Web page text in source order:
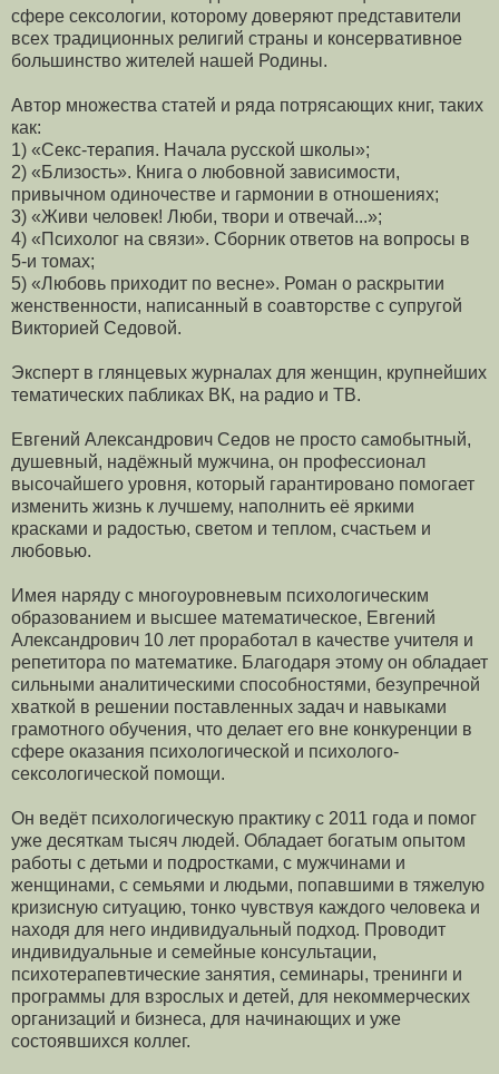
сфере сексологии, которому доверяют представители
всех традиционных религий страны и консервативное
большинство жителей нашей Родины.
Автор множества статей и ряда потрясающих книг, таких
как:
1) «Секс-терапия. Начала русской школы»;
2) «Близость». Книга о любовной зависимости,
привычном одиночестве и гармонии в отношениях;
3) «Живи человек! Люби, твори и отвечай...»;
4) «Психолог на связи». Сборник ответов на вопросы в
5-и томах;
5) «Любовь приходит по весне». Роман о раскрытии
женственности, написанный в соавторстве с супругой
Викторией Седовой.
Эксперт в глянцевых журналах для женщин, крупнейших
тематических пабликах ВК, на радио и ТВ.
Евгений Александрович Седов не просто самобытный,
душевный, надёжный мужчина, он профессионал
высочайшего уровня, который гарантировано помогает
изменить жизнь к лучшему, наполнить её яркими
красками и радостью, светом и теплом, счастьем и
любовью.
Имея наряду с многоуровневым психологическим
образованием и высшее математическое, Евгений
Александрович 10 лет проработал в качестве учителя и
репетитора по математике. Благодаря этому он обладает
сильными аналитическими способностями, безупречной
хваткой в решении поставленных задач и навыками
грамотного обучения, что делает его вне конкуренции в
сфере оказания психологической и психолого-
сексологической помощи.
Он ведёт психологическую практику с 2011 года и помог
уже десяткам тысяч людей. Обладает богатым опытом
работы с детьми и подростками, с мужчинами и
женщинами, с семьями и людьми, попавшими в тяжелую
кризисную ситуацию, тонко чувствуя каждого человека и
находя для него индивидуальный подход. Проводит
индивидуальные и семейные консультации,
психотерапевтические занятия, семинары, тренинги и
программы для взрослых и детей, для некоммерческих
организаций и бизнеса, для начинающих и уже
состоявшихся коллег.